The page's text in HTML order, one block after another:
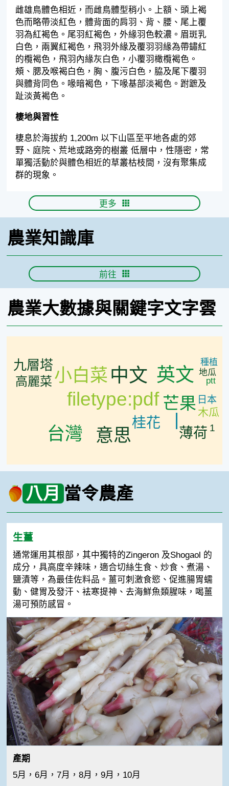
雌雄鳥體色相近，而雌鳥體型稍小。上額、頭上褐
色而略帶淡紅色，體背面的肩羽、背、腰、尾上覆
羽為紅褐色。尾羽紅褐色，外緣羽色較濃。眉斑乳
白色，兩翼紅褐色，飛羽外緣及覆羽羽緣為帶鏽紅
的欖褐色，飛羽內緣灰白色，小覆羽橄欖褐色。
頰、腮及喉褐白色，胸、腹污白色，脇及尾下覆羽
與體背同色。喙暗褐色，下喙基部淡褐色。跗蹠及
趾淡黃褐色。
棲地與習性
棲息於海拔約 1,200m 以下山區至平地各處的郊
野、庭院、荒地或路旁的樹叢 低層中，性隱密，常
單獨活動於與體色相近的草叢枯枝間，沒有聚集成
群的現象。
更多
農業知識庫
前往
農業大數據與關鍵字文字雲
filetype:pdf
英文
中文
|
小白菜
台灣 意思
芒果
薄荷
桂花
九層塔
高麗菜
木瓜
1
日本
ptt
地瓜
種植
八月 當令農產
生薑
通常運用其根部，其中獨特的Zingeron 及Shogaol 的
成分，具高度辛辣味，適合切絲生食、炒食、煮湯、
鹽漬等，為最佳佐料品。薑可刺激食慾、促進腸胃蠕
動、健胃及發汗、袪寒提神、去海鮮魚類腥味，喝薑
湯可預防感冒。
產期
5月，6月，7月，8月，9月，10月